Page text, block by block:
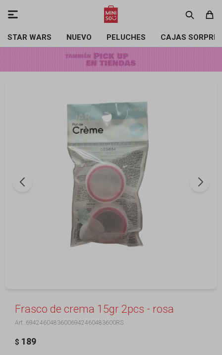
STAR WARS NUEVO PELUCHES CAJAS

Frasco de crema 15gr 2pcs - rosa
69424604836006942460483600RS
$ 189